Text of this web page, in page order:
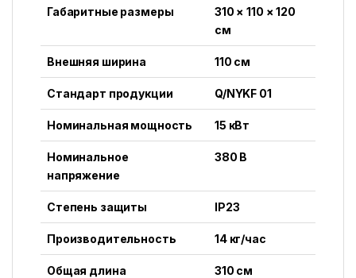
Габаритные размеры
310 × 110 × 120
см
Внешняя ширина 110 см
Стандарт продукции Q/NYKF 01
Номинальная мощность 15 кВт
Номинальное
напряжение
380 В
Степень защиты IP23
Производительность 14 кг/час
Общая длина 310 см